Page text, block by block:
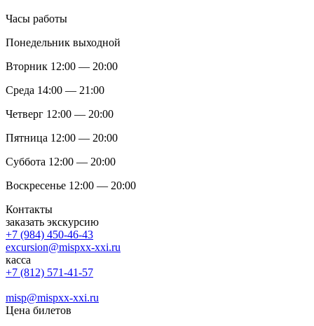
Часы работы
Понедельник выходной
Вторник 12:00 — 20:00
Среда 14:00 — 21:00
Четверг 12:00 — 20:00
Пятница 12:00 — 20:00
Суббота 12:00 — 20:00
Воскресенье 12:00 — 20:00
Контакты
заказать экскурсию
+7 (984) 450-46-43
excursion@mispxx-xxi.ru
касса
+7 (812) 571-41-57
misp@mispxx-xxi.ru
Цена билетов